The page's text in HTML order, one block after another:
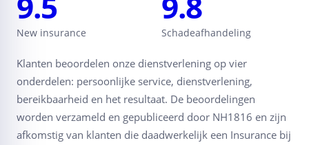
New insurance Schadeafhandeling
Klanten beoordelen onze dienstverlening op vier
onderdelen: persoonlijke service, dienstverlening,
bereikbaarheid en het resultaat. De beoordelingen
worden verzameld en gepubliceerd door NH1816 en zijn
afkomstig van klanten die daadwerkelijk een Insurance bij